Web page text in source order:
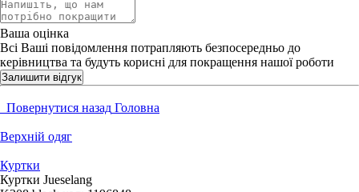
Ваша оцінка
Всі Ваші повідомлення потрапляють безпосередньо до
керівництва та будуть корисні для покращення нашої роботи
Залишити відгук
Повернутися назад Головна
Верхній одяг
Куртки
Куртки Jueselang